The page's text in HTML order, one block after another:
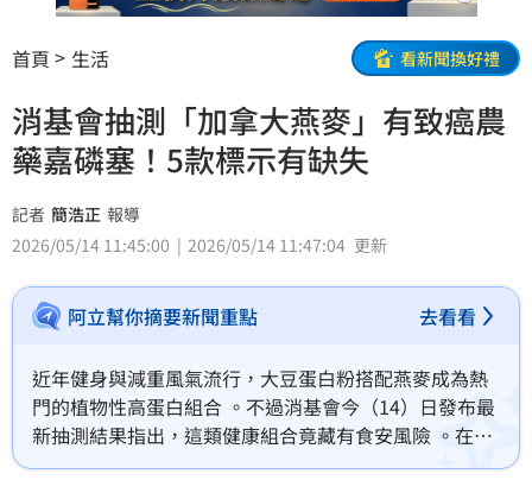
首頁 生活 看新聞換好禮
消基會抽測「加拿大燕麥」有致癌農
藥嘉磷塞！5款標示有缺失
記者 簡浩正 報導
2026/05/14 11:45:00
2026/05/14 11:47:04 更新
阿立幫你摘要新聞重點 去看看
近年健身與減重風氣流行，大豆蛋白粉搭配燕麥成為熱
門的植物性高蛋白組合 。不過消基會今（14）日發布最
新抽測結果指出，這類健康組合竟藏有食安風險 。在抽
驗的20件樣品中，有1件加拿大燕麥檢出具致癌疑慮的